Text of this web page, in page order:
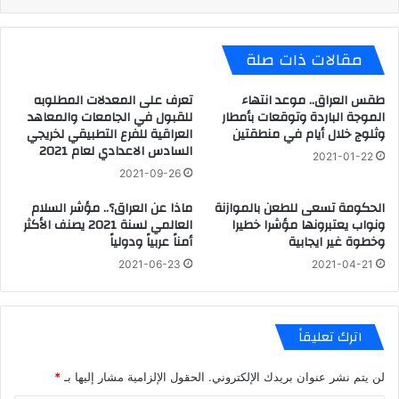
مقالات ذات صلة
طقس العراق.. موعد انتهاء
الموجة الباردة وتوقعات بأمطار
وثلوج خلال أيام في منطقتين
2021-01-22
تعرف على المعدلات المطلوبه
للقبول في الجامعات والمعاهد
العراقية للفرع التطبيقي لخريجي
السادس الاعدادي لعام 2021
2021-09-26
الحكومة تسعى للطعن بالموازنة
ونواب يعتبرونها مؤشرا خطيرا
وخطوة غير ايجابية
2021-04-21
ماذا عن العراق؟.. مؤشر السلام
العالمي لسنة 2021 يصنف الأكثر
أمناً عربياً ودولياً
2021-06-23
اترك تعليقاً
لن يتم نشر عنوان بريدك الإلكتروني. الحقول الإلزامية مشار إليها بـ *